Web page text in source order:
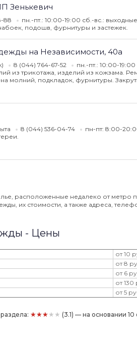
Зенькевич
88 пн.-пт.: 10:00-19:00 сб.-вс.: выходные
подошв, фурнитуры и застежек.
на Независимости, 40а
8 (044) 764-67-52 пн.-пт.: 10:00-
из трикотажа, изделий из кожзама.
молний, подкладок, фурнитуры.
8 (044) 536-04-74 пн-пт: 8:00-
расположенные недалеко от
их стоимости, а также адреса,
- Цены
от 10
от 8
от 6
от 130
от 5
★★★★★ (3.1) — на основании 10